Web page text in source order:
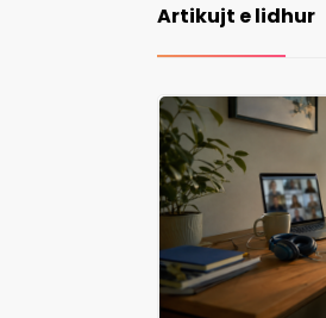
Artikujt e lidhur